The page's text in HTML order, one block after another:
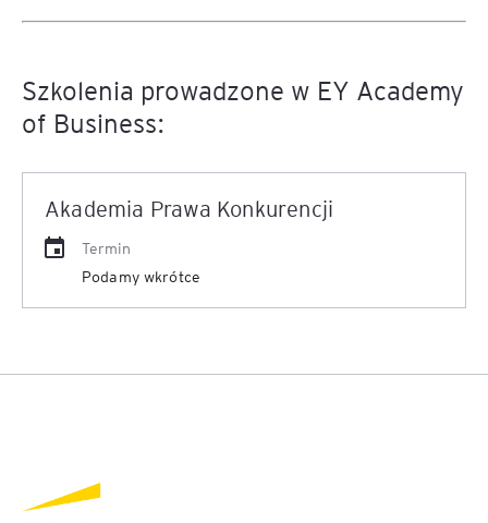
Szkolenia prowadzone w EY Academy
of Business:
Akademia Prawa Konkurencji
Termin
Podamy wkrótce